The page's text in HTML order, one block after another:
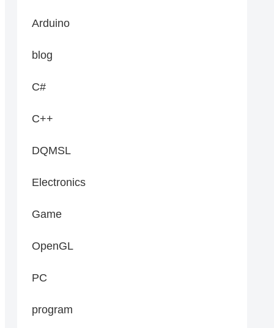
), last
Arduino
blog
C#
C++
DQMSL
Electronics
Game
OpenGL
PC
program